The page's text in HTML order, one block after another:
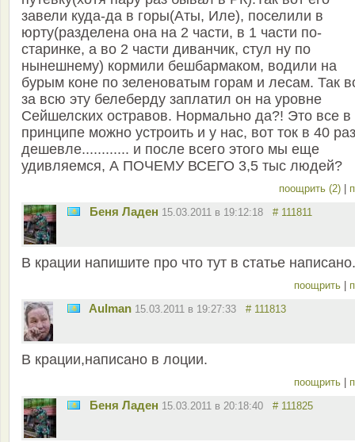
завели куда-да в горы(Аты, Иле), поселили в
юрту(разделена она на 2 части, в 1 части по-
старинке, а во 2 части диванчик, стул ну по
нынешнему) кормили бешбармаком, водили на
бурым коне по зеленоватым горам и лесам. Так
за всю эту белеберду заплатил он на уровне
Сейшелских остравов. Нормально да?! Это все в
принципе можно устроить и у нас, вот ток в 40 раз
дешевле............ и после всего этого мы еще
удивляемся, А ПОЧЕМУ ВСЕГО 3,5 тыс людей?
поощрить (2)
Беня Ладен 15.03.2011 в 19:12:18 # 111811
В крации напишите про что тут в статье написано.
поощрить
Aulman 15.03.2011 в 19:27:33 # 111813
В крации,написано в лоции.
поощрить
Беня Ладен 15.03.2011 в 20:18:40 # 111825